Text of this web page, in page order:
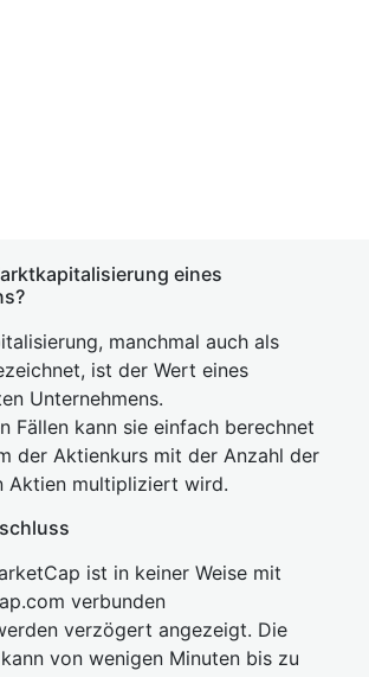
eines
manchmal auch als
ist der Wert eines
Unternehmens.
Fällen kann sie einfach berechnet
der Aktienkurs mit der Anzahl der
Aktien multipliziert wird.
ist in keiner Weise mit
verbunden
verzögert angezeigt. Die
von wenigen Minuten bis zu